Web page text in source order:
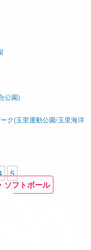
公園)
ク(玉里運動公園/玉里海洋
5
ソフトボール